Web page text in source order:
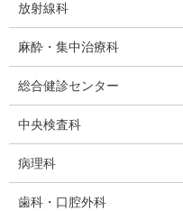
放射線科
麻酔・集中治療科
総合健診センター
中央検査科
病理科
歯科・口腔外科